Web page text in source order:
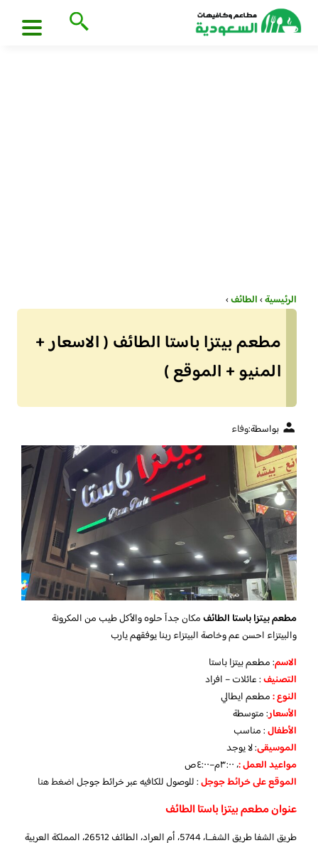
الرئيسية›الطائف›
مطعم بيتزا باستا الطائف ( الاسعار +
المنيو + الموقع )
بواسطة:وفاء
مطعم بيتزا باستا الطائفمكان جدآ حلوه والأكل طيب من المكرونة
والبيتزاء احسن عم وخاصة البيتزاء ربنا يوفقهم يارب
الاسم: مطعم بيتزا باستا
التصنيف: عائلات – افراد
النوع :مطعم ايطالي
الأسعار:متوسطة
الأطفال:مناسب
الموسيقى:لا يوجد
مواعيد العمل :، ٣:٠٠م–٤:٠٠ص
الموقع على خرائط جوجل: للوصول للكافيه عبر خرائط جوجلاضغط هنا
عنوان مطعم بيتزا باستا الطائف
طريق الشفا طريق الشفــا، 5744، أم العراد، الطائف 26512، المملكة العربية